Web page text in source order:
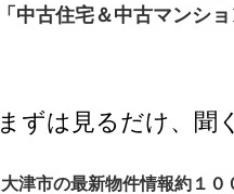
「中古住宅＆中古マンシ
まずは見るだけ、聞
大津市の最新物件情報約１０